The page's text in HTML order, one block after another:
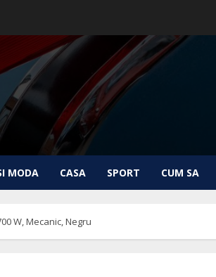
MODA CASA SPORT CUM SA
W, Mecanic, Negru